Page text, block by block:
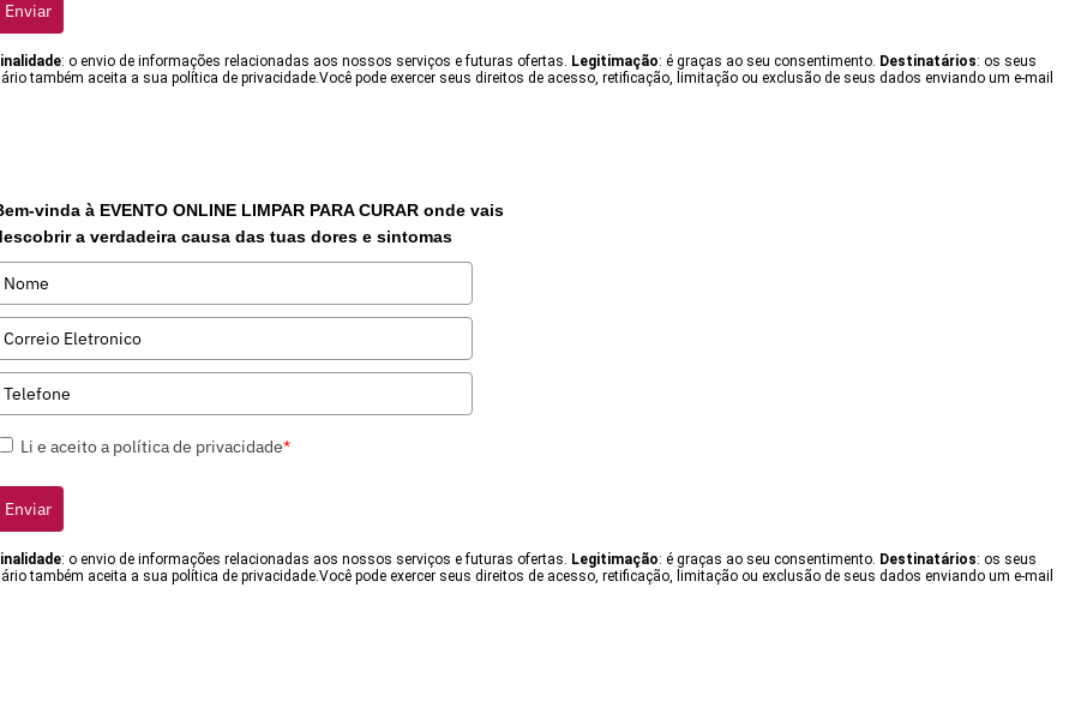
Enviar
: o envio de informações relacionadas aos nossos serviços e futuras ofertas. Legitimação: é graças ao seu consentimento. Destinatários: os seus
também aceita a sua política de privacidade.Você pode exercer seus direitos de acesso, retificação, limitação ou exclusão de seus dados enviando um e-mail
vinda à EVENTO ONLINE LIMPAR PARA CURAR onde vais
a verdadeira causa das tuas dores e sintomas
Li e aceito a política de privacidade*
Enviar
: o envio de informações relacionadas aos nossos serviços e futuras ofertas. Legitimação: é graças ao seu consentimento. Destinatários: os seus
também aceita a sua política de privacidade.Você pode exercer seus direitos de acesso, retificação, limitação ou exclusão de seus dados enviando um e-mail